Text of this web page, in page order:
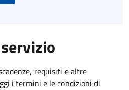
requisiti e altre
i termini e le condizioni di